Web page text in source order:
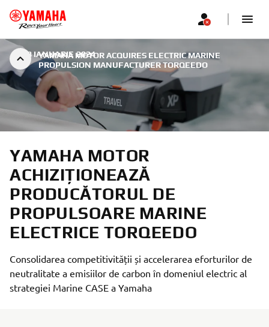
YAMAHA MOTOR ACQUIRES ELECTRIC MARINE
PROPULSION MANUFACTURER TORQEEDO
18 IANUARIE 2024
YAMAHA MOTOR
ACHIZIȚIONEAZĂ
PRODUCĂTORUL DE
PROPULSOARE MARINE
ELECTRICE TORQEEDO
Consolidarea competitivității și accelerarea eforturilor de
neutralitate a emisiilor de carbon în domeniul electric al
strategiei Marine CASE a Yamaha